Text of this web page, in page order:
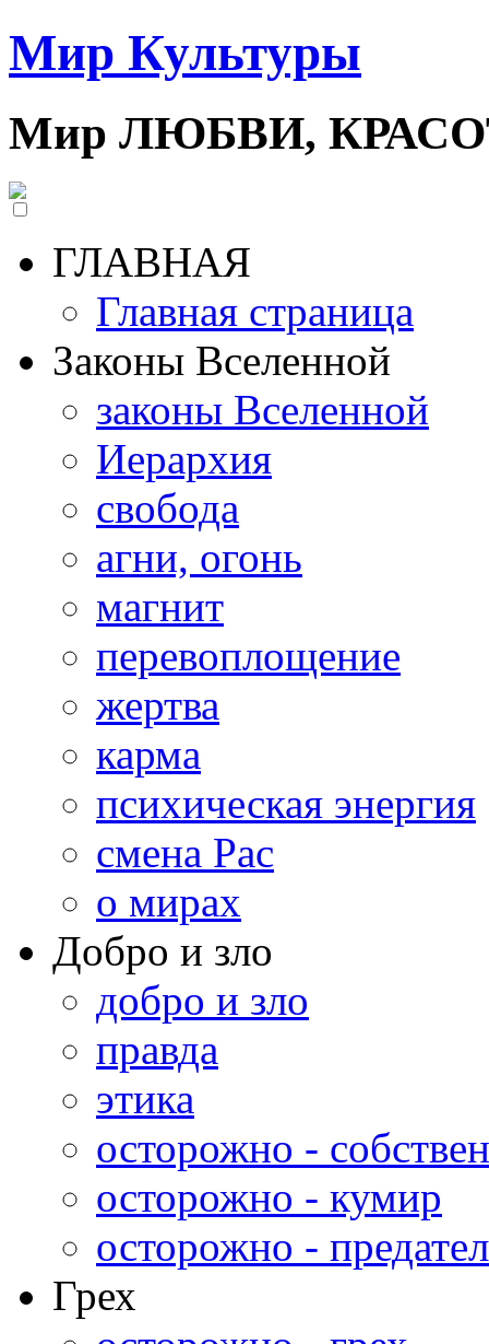
Мир Культуры
Мир ЛЮБВИ,
ГЛАВНАЯ
Главная страница
Законы Вселенной
законы Вселенной
Иерархия
свобода
агни, огонь
магнит
перевоплощение
жертва
карма
психическая энергия
смена Рас
о мирах
Добро и зло
добро и зло
правда
этика
осторожно -
осторожно - кумир
осторожно -
Грех